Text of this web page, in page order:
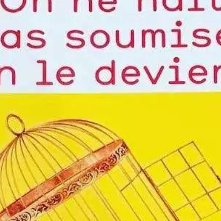
Paramètres de
confidentialité
Afin de faciliter votre navigation et de vous
apporter le meilleur service possible, nous utilisons
visiteurs, notamment selon la fréquentation.
Nos politique de confidentialité